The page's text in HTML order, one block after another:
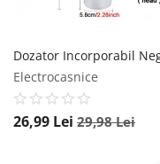
Electrocasnice
26,99 Lei 29,98Lei